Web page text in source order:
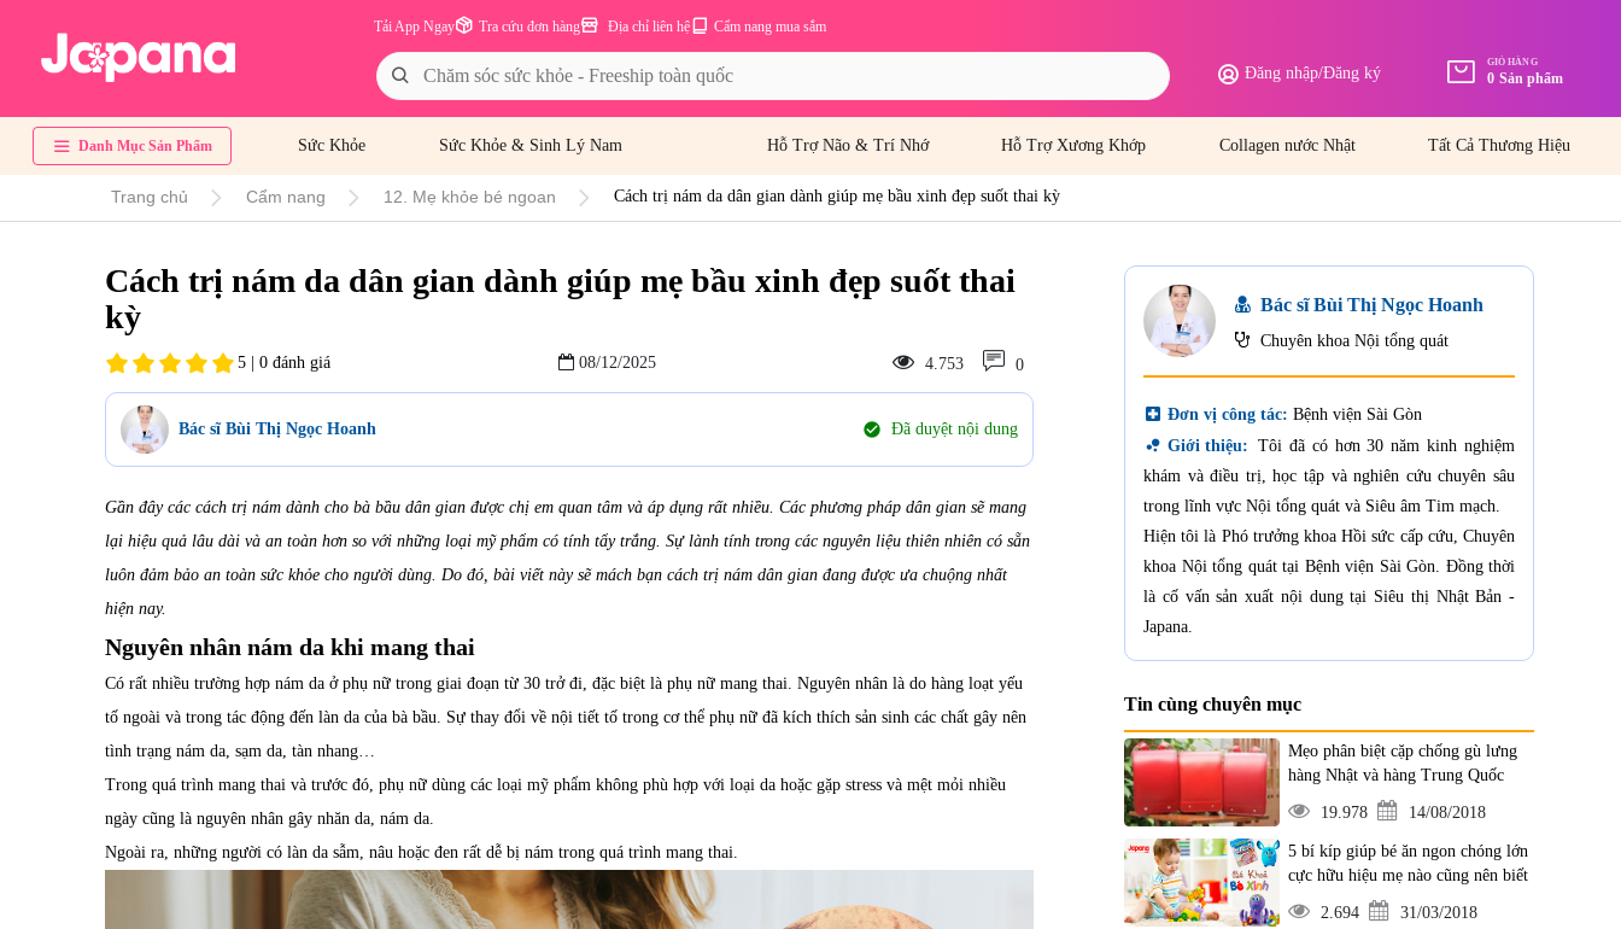
Cẩm nang mua sắm
Địa chỉ liên hệ
Tra cứu đơn hàng
Tải App Ngay
Đăng nhập/Đăng ký
GIỎ HÀNG
0 Sản phẩm
Danh Mục Sản Phẩm Sức Khỏe Sức Khỏe & Sinh Lý Nam Hỗ Trợ Não & Trí Nhớ Hỗ Trợ Xương Khớp Collagen nước Nhật Tất Cả Thương Hiệu
Trang chủ Cẩm nang 12. Mẹ khỏe bé ngoan Cách trị nám da dân gian dành giúp mẹ bầu xinh đẹp suốt thai kỳ
Cách trị nám da dân gian dành giúp mẹ bầu xinh đẹp suốt thai
kỳ
5 | 0 đánh giá 08/12/2025 4.753 0
Bác sĩ Bùi Thị Ngọc Hoanh check_circle Đã duyệt nội dung
Gần đây các cách trị nám dành cho bà bầu dân gian được chị em quan tâm và áp dụng rất nhiều. Các phương pháp dân gian sẽ mang
lại hiệu quả lâu dài và an toàn hơn so với những loại mỹ phẩm có tính tẩy trắng. Sự lành tính trong các nguyên liệu thiên nhiên có sẵn
luôn đảm bảo an toàn sức khỏe cho người dùng. Do đó, bài viết này sẽ mách bạn cách trị nám dân gian đang được ưa chuộng nhất
hiện nay.
Nguyên nhân nám da khi mang thai
Có rất nhiều trường hợp nám da ở phụ nữ trong giai đoạn từ 30 trở đi, đặc biệt là phụ nữ mang thai. Nguyên nhân là do hàng loạt yếu
tố ngoài và trong tác động đến làn da của bà bầu. Sự thay đổi về nội tiết tố trong cơ thể phụ nữ đã kích thích sản sinh các chất gây nên
tình trạng nám da, sạm da, tàn nhang…
Trong quá trình mang thai và trước đó, phụ nữ dùng các loại mỹ phẩm không phù hợp với loại da hoặc gặp stress và mệt mỏi nhiều
ngày cũng là nguyên nhân gây nhăn da, nám da.
Ngoài ra, những người có làn da sẫm, nâu hoặc đen rất dễ bị nám trong quá trình mang thai.
Bác sĩ Bùi Thị Ngọc Hoanh
Chuyên khoa Nội tổng quát
local_hospital Đơn vị công tác: Bệnh viện Sài Gòn
bubble_chart Giới thiệu: Tôi đã có hơn 30 năm kinh nghiệm
khám và điều trị, học tập và nghiên cứu chuyên sâu
trong lĩnh vực Nội tổng quát và Siêu âm Tim mạch.
Hiện tôi là Phó trưởng khoa Hồi sức cấp cứu, Chuyên
khoa Nội tổng quát tại Bệnh viện Sài Gòn. Đồng thời
là cố vấn sản xuất nội dung tại Siêu thị Nhật Bản -
Japana.
Tin cùng chuyên mục
Mẹo phân biệt cặp chống gù lưng
hàng Nhật và hàng Trung Quốc
19.978 14/08/2018
5 bí kíp giúp bé ăn ngon chóng lớn
cực hữu hiệu mẹ nào cũng nên biết
2.694 31/03/2018